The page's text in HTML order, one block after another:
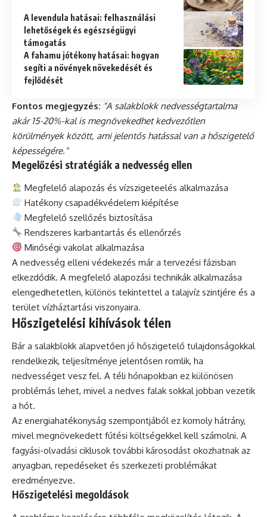
A levendula hatásai: felhasználási
lehetőségek és egészségügyi
támogatás
A fahamu jótékony hatásai: hogyan
segíti a növények növekedését és
fejlődését
Fontos megjegyzés: "A salakblokk nedvességtartalma
akár 15-20%-kal is megnövekedhet kedvezőtlen
körülmények között, ami jelentős hatással van a hőszigetelő
képességére."
Megelőzési stratégiák a nedvesség ellen
Megfelelő alapozás és vízszigeteelés alkalmazása
Hatékony csapadékvédelem kiépítése
Megfelelő szellőzés biztosítása
Rendszeres karbantartás és ellenőrzés
Minőségi vakolat alkalmazása
A nedvesség elleni védekezés már a tervezési fázisban
elkezdődik. A megfelelő alapozási technikák alkalmazása
elengedhetetlen, különös tekintettel a talajvíz szintjére és a
terület vízháztartási viszonyaira.
Hőszigetelési kihívások télen
Bár a salakblokk alapvetően jó hőszigetelő tulajdonságokkal
rendelkezik, teljesítménye jelentősen romlik, ha
nedvességet vesz fel. A téli hónapokban ez különösen
problémás lehet, mivel a nedves falak sokkal jobban vezetik
a hőt.
Az energiahatékonyság szempontjából ez komoly hátrány,
mivel megnövekedett fűtési költségekkel kell számolni. A
fagyási-olvadási ciklusok további károsodást okozhatnak az
anyagban, repedéseket és szerkezeti problémákat
eredményezve.
Hőszigetelési megoldások